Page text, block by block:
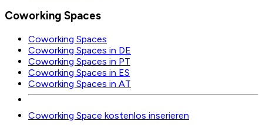
Coworking Spaces
Coworking Spaces
Coworking Spaces in DE
Coworking Spaces in PT
Coworking Spaces in ES
Coworking Spaces in AT
Coworking Space kostenlos inserieren